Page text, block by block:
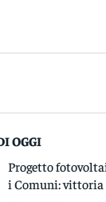
OGGI
Progetto
i Comuni: